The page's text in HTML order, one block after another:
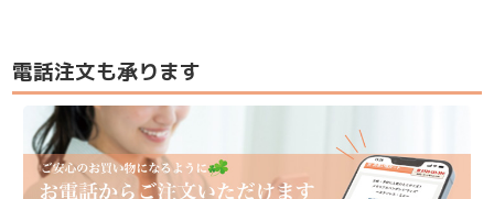
電話注文も承ります